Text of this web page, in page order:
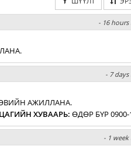
- 16 hours
- 7 days
АЖИЛЛАНА.
ХУВААРЬ: ӨДӨР БҮР 0900-
- 1 week